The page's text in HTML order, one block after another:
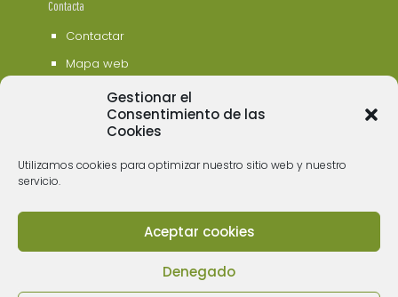
Gestionar el
Consentimiento de las
Cookies
Utilizamos cookies para optimizar nuestro sitio web y nuestro
servicio.
Aceptar cookies
Denegado
Contacta
Contactar
Mapa web
© 2006 - 2023 Museos de Tenerife. Todos los
derechos reservados